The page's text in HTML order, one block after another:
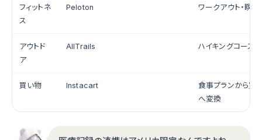
フィットネ
ス
Peloton ワークアウト・瞑
アウトド
ア
AllTrails ハイキングコース
買い物 Instacart
食事プランから買
へ変換